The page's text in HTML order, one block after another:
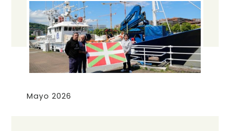
Mayo 2026